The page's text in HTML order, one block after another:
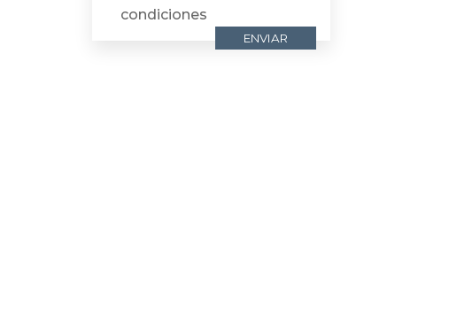
condiciones